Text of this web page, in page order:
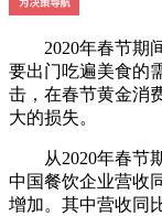
2020年春节期间
要出门吃遍美食的
击，在春节黄金消
大的损失。
从2020年春节期
中国餐饮企业营收
增加。其中营收同